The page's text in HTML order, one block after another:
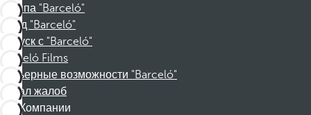
Группа "Barceló"
Фонд "Barceló"
Отпуск с "Barceló"
Barceló Films
Карьерные возможности "Barceló"
Канал жалоб
Компании